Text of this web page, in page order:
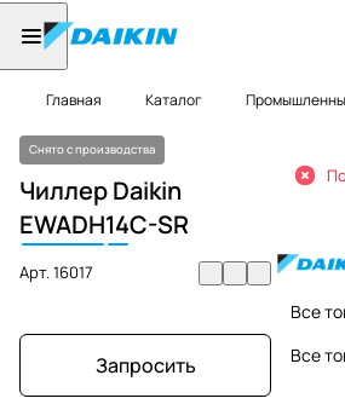
Главная Каталог
Снято с производства
Чиллер Daikin
EWADH14C-SR
Арт.16017
Запросить
Все
Все